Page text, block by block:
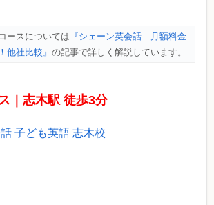
ースについては 『シェーン英会話｜月額料金
他社比較』 の記事で詳しく解説しています。
｜志木駅 徒歩3分
子ども英語 志木校